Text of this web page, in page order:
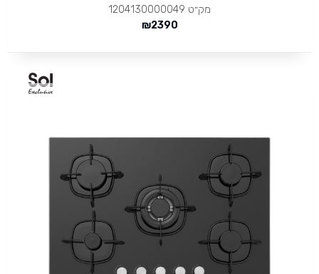
מק״ט 1204130000049
2390
₪